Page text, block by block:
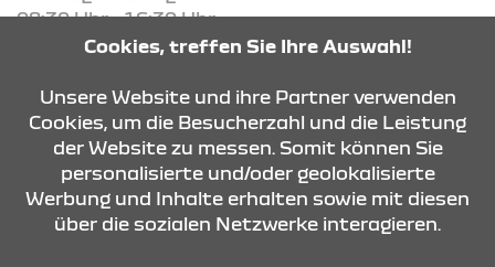
08:30 Uhr - 16:30 Uhr
KONTAKT & ANFAHRT
ÖFFNUNGSZEITEN
Cookies, treffen Sie Ihre Auswahl!
Unsere Website und ihre Partner verwenden
Cookies, um die Besucherzahl und die Leistung
der Website zu messen. Somit können Sie
personalisierte und/oder geolokalisierte
Werbung und Inhalte erhalten sowie mit diesen
über die sozialen Netzwerke interagieren.